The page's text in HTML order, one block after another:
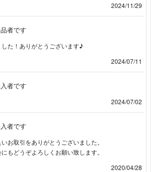
2024/11/29
者です
た！ありがとうございます♪
2024/07/11
者です
2024/07/02
者です
お取引をありがとうございました。
もどうぞよろしくお願い致します。
2020/04/28